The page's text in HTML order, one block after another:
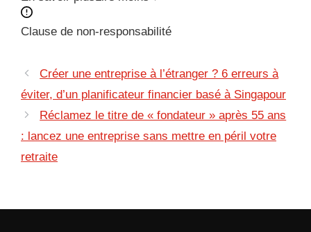
Clause de non-responsabilité
Créer une entreprise à l’étranger ? 6 erreurs à
éviter, d’un planificateur financier basé à Singapour
Réclamez le titre de « fondateur » après 55 ans
: lancez une entreprise sans mettre en péril votre
retraite